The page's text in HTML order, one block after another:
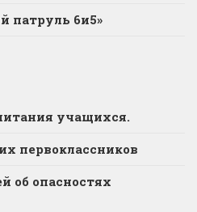
патруль 6и5»
учащихся.
первоклассников
об опасностях